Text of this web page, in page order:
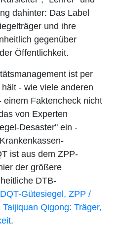
dahinter: Das Label
und ihre
gegenüber
Öffentlichkeit.
ist per
- wie viele anderen
einem Faktencheck nicht
von Experten
Desaster" ein -
ist aus dem ZPP-
der größere
DTB-
Gütesiegel, ZPP /
Qigong: Träger,
.